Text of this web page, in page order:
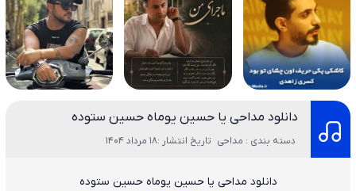
دانلود مداحی یا حسین یوماه حسین ستوده
دسته بندی : مداحی تاریخ انتشار :18 مرداد 1404
دانلود مداحی یا حسین یوماه حسین ستوده